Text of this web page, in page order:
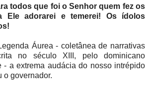
todos que foi o Senhor quem fez os
Ele adorarei e temerei! Os ídolos
Áurea - coletânea de narrativas
no século XIII, pelo dominicano
- a extrema audácia do nosso intrépido
o governador.